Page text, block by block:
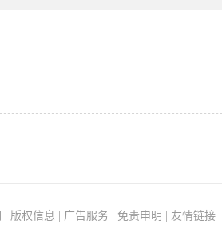
版权信息 广告服务 免责申明 友情链接|